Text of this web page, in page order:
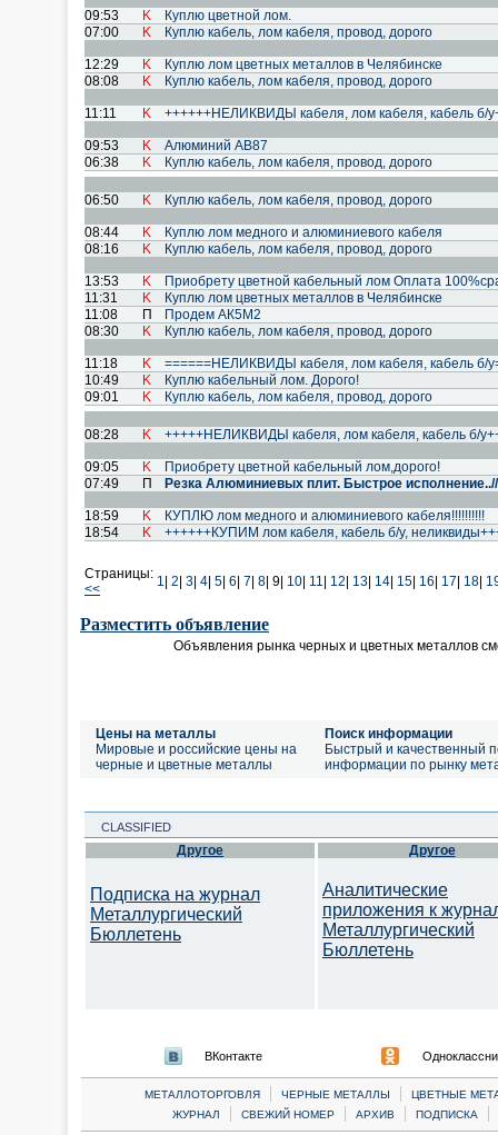
09:53 K
Куплю цветной лом.
07:00
K Куплю кабель, лом кабеля, провод, дорoго
12:29 K
Куплю лом цветных металлов в Челябинске
08:08
K Куплю кабель, лом кабеля, провод, дoрого
11:11 K ++++++НЕЛИКВИДЫ кабеля, лом кабеля, кабель б/
09:53 K
Алюминий АВ87
06:38
K Куплю кабель, лом кабеля, провод, дорогo
06:50 K Куплю кабель, лом кабеля, провод, дoрого
08:44 K
Куплю лом медного и алюминиевого кабеля
08:16
K Куплю кабель, лом кабеля, провод, дорoго
13:53 K
Приобрету цветной кабельный лом Оплата
11:31
K
Куплю лом цветных металлов в Челябинске
11:08
П
Продем АК5М2
08:30
K Куплю кабель, лом кабеля, провод, дoрого
11:18 K
======НЕЛИКВИДЫ кабеля, лом кабеля, кабель б/
10:49
K
Куплю кабельный лом. Дорого!
09:01
K Куплю кабель, лом кабеля, провод, дорoго
08:28 K +++++НЕЛИКВИДЫ кабеля, лом кабеля, кабель б/
09:05 K
Приобрету цветной кабельный лом,дорого!
07:49
П Резка Алюминиевых плит. Быстрое
18:59 K
КУПЛЮ лом медного и алюминиевого кабеля!!!!!!!!!!
18:54
K ++++++КУПИМ лом кабеля, кабель б/у,
Страницы:
<<
1 2 3 4 5 6 7 8 9| 10 11 12 13 14 15 16 17 18
Разместить объявление
Объявления рынка черных и цветных металлов
Цены на металлы
Мировые и российские цены на
черные и цветные металлы
Поиск информации
Быстрый и качественный
информации по рынку
CLASSIFIED
Другое
Подписка на журнал
Металлургический
Бюллетень
Другое
Аналитические
приложения к
Металлургический
Бюллетень
ВКонтакте
МЕТАЛЛОТОРГОВЛЯ | ЧЕРНЫЕ МЕТАЛЛЫ |
ЦВЕТНЫЕ
ЖУРНАЛ
| СВЕЖИЙ НОМЕР | АРХИВ | ПОДПИСКА |